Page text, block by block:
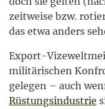
zeitweise bzw.
das etwa anders
Export-
militärischen
gelegen – auch
Rüstungsindustrie